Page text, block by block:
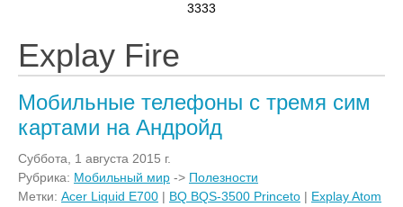
3333
Explay Fire
Мобильные телефоны с тремя сим
картами на Андройд
Суббота, 1 августа 2015 г.
Рубрика: Мобильный мир -> Полезности
Метки: Acer Liquid E700 | BQ BQS-3500 Princeto | Explay Atom